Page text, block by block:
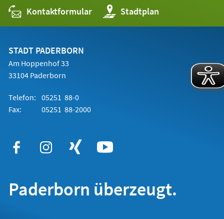
Kontaktformular Stadtplan
(Öffnet
in
einem
STADT PADERBORN
Am Hoppenhof 33
33104 Paderborn
Telefon: 05251 88-0
Fax:
05251 88-2000
Paderborn überzeugt.